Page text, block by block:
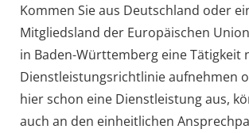
Kommen Sie aus Deutschland oder
Mitgliedsland der Europäischen
in Baden-Württemberg eine Tätigkeit
Dienstleistungsrichtlinie aufnehmen
hier schon eine Dienstleistung aus,
auch an den einheitlichen